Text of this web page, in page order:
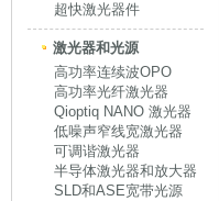
超快激光器件
激光器和光源
高功率连续波OPO
高功率光纤激光器
Qioptiq NANO 激光器
低噪声窄线宽激光器
可调谐激光器
半导体激光器和放大器
SLD和ASE宽带光源